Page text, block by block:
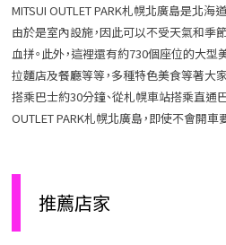
MITSUI OUTLET PARK札幌北廣島是北海
由於是室內設施，因此可以不受天氣和季
血拼。此外，這裡還有約730個座位的大
拉麵店及餐廳等等，多種特色美食等著大
搭乘巴士約30分鐘、從札幌車站搭乘直通
OUTLET PARK札幌北廣島，即使不會開車
推薦店家